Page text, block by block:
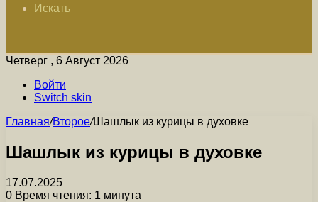
Искать
Четверг , 6 Август 2026
Войти
Switch skin
Главная/Второе/Шашлык из курицы в духовке
Шашлык из курицы в духовке
17.07.2025
0 Время чтения: 1 минута